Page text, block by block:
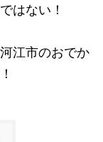
はない！
江市のおでか